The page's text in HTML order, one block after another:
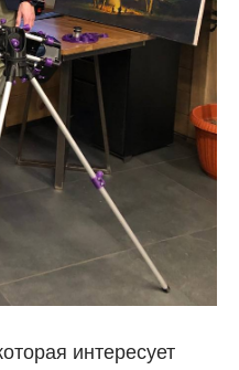
интересует